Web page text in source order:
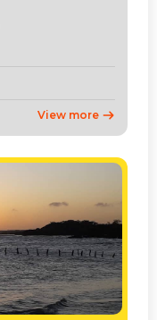
View more